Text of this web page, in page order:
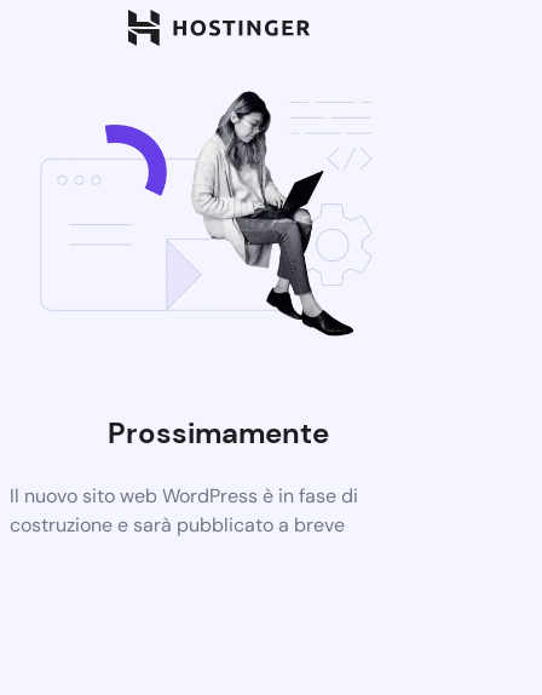
Prossimamente
Il nuovo sito web WordPress è in fase di
costruzione e sarà pubblicato a breve